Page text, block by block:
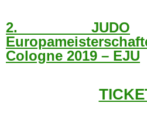
2. JUDO
Cologne 2019 – EJU